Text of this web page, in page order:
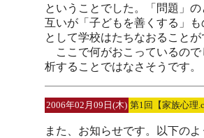
ということでした。「問題」
互いが「子どもを善くする」
として学校はたちなおること
ここで何がおこっているので
析することではなさそうです。
2006年02月09日(木) 第1回【家族心理
また、お知らせです。以下の